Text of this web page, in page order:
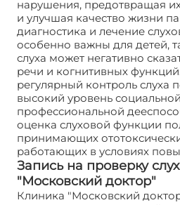
нарушения, предотвращая
и улучшая качество жизни
диагностика и лечение
особенно важны для детей,
слуха может негативно
речи и когнитивных
регулярный контроль слуха
высокий уровень
профессиональной
оценка слуховой функции
принимающих
работающих в условиях
Запись на проверку
"Московский доктор"
Клиника "Московский